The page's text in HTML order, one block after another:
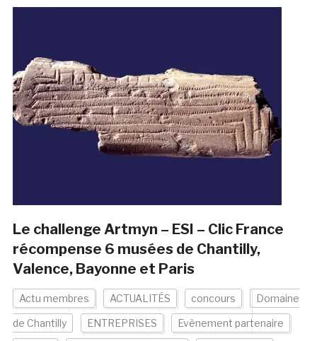
Le challenge Artmyn – ESI – Clic France
récompense 6 musées de Chantilly,
Valence, Bayonne et Paris
Actu membres ACTUALITÉS concours Domaine
de Chantilly ENTREPRISES Evènement partenaire